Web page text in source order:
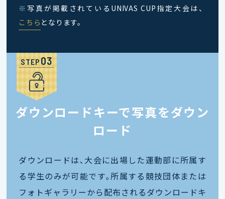
※ 写真が掲載されているUNIVAS CUP指定大会は、
こちら となります。
STEP
ダウンロードキーで写真をダウン
ロード
ダウンロードは､大会に出場した運動部に所属す
る学生のみが可能です｡所属する競技団体または
フォトギャラリーから配布されるダウンロードキ